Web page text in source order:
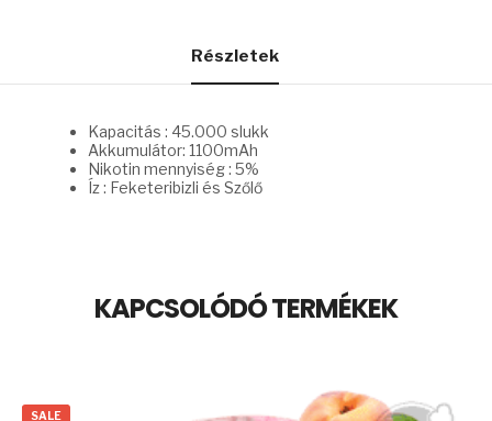
Részletek
Kapacitás : 45.000 slukk
Akkumulátor: 1100mAh
Nikotin mennyiség : 5%
Íz : Feketeribizli és Szőlő
KAPCSOLÓDÓ TERMÉKEK
SALE